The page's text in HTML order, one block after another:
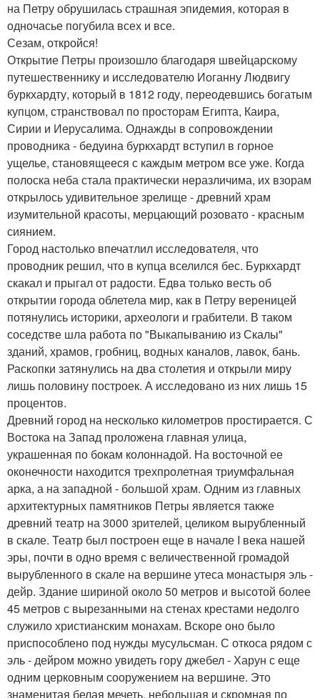
на Петру обрушилась страшная эпидемия, которая в
одночасье погубила всех и все.
Сезам, откройся!
Открытие Петры произошло благодаря швейцарскому
путешественнику и исследователю Иоганну Людвигу
буркхардту, который в 1812 году, переодевшись богатым
купцом, странствовал по просторам Египта, Каира,
Сирии и Иерусалима. Однажды в сопровождении
проводника - бедуина буркхардт вступил в горное
ущелье, становящееся с каждым метром все уже. Когда
полоска неба стала практически неразличима, их взорам
открылось удивительное зрелище - древний храм
изумительной красоты, мерцающий розовато - красным
сиянием.
Город настолько впечатлил исследователя, что
проводник решил, что в купца вселился бес. Буркхардт
скакал и прыгал от радости. Едва только весть об
открытии города облетела мир, как в Петру вереницей
потянулись историки, археологи и грабители. В таком
соседстве шла работа по "Выкапыванию из Скалы"
зданий, храмов, гробниц, водных каналов, лавок, бань.
Раскопки затянулись на два столетия и открыли миру
лишь половину построек. А исследовано из них лишь 15
процентов.
Древний город на несколько километров простирается. С
Востока на Запад проложена главная улица,
украшенная по бокам колоннадой. На восточной ее
оконечности находится трехпролетная триумфальная
арка, а на западной - большой храм. Одним из главных
архитектурных памятников Петры является также
древний театр на 3000 зрителей, целиком вырубленный
в скале. Театр был построен еще в начале I века нашей
эры, почти в одно время с величественной громадой
вырубленного в скале на вершине утеса монастыря эль -
дейр. Здание шириной около 50 метров и высотой более
45 метров с вырезанными на стенах крестами недолго
служило христианским монахам. Вскоре оно было
приспособлено под нужды мусульсман. С откоса рядом с
эль - дейром можно увидеть гору джебел - Харун с еще
одним церковным сооружением на вершине. Это
знаменитая белая мечеть, небольшая и скромная по